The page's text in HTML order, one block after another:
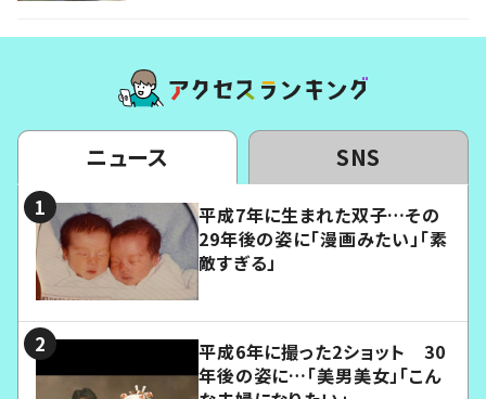
ニュース SNS
平成7年に生まれた双子…その
29年後の姿に「漫画みたい」「素
敵すぎる」
平成6年に撮った2ショット 30
年後の姿に…「美男美女」「こん